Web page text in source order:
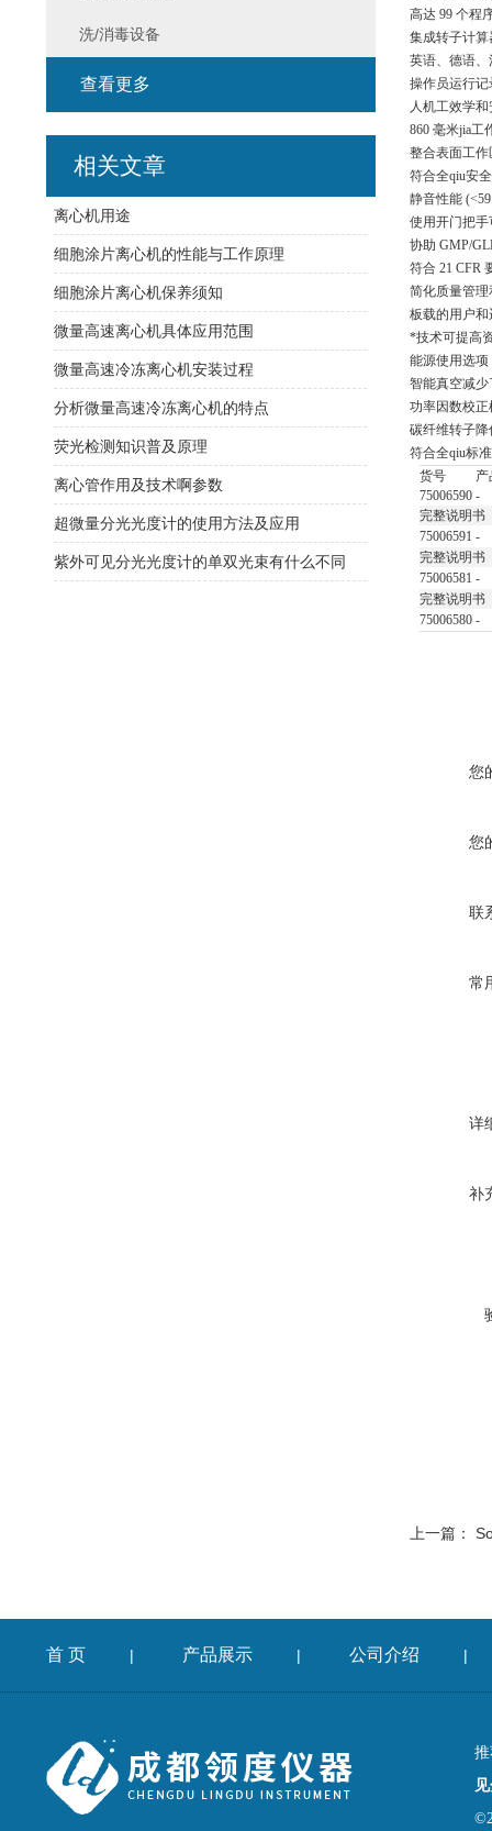
高达99 个程
集成转子计
英语、德语
操作员运行
人机工效学
860 毫米jia工
整合表面工作
符合全qiu安
静音性能
使用开门把
协助 GMP/
符合 21 CFR
简化质量管
板载的用户
*技术可提高
能源使用选项
智能真空减
功率因数校
碳纤维转子
符合全qiu标准
货号
产
75006590 -
完整说明书
75006591 -
完整说明书
75006581 -
完整说明书
75006580 -
您
您
联
常
详
补
上一篇：
洗/消毒设备
查看更多
相关文章
离心机用途
细胞涂片离心机的性能与工作原理
细胞涂片离心机保养须知
微量高速离心机具体应用范围
微量高速冷冻离心机安装过程
分析微量高速冷冻离心机的特点
荧光检测知识普及原理
离心管作用及技术啊参数
超微量分光光度计的使用方法及应用
紫外可见分光光度计的单双光束有什么不同
首 页 | 产品展示 | 公司介绍 |